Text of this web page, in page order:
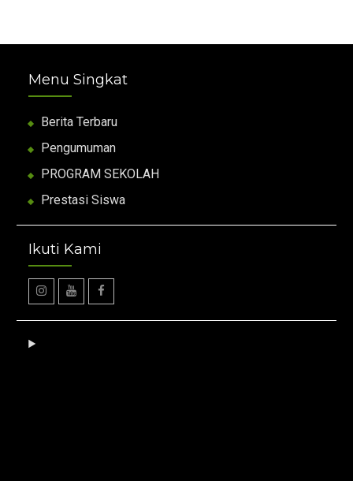
Menu Singkat
Berita Terbaru
Pengumuman
PROGRAM SEKOLAH
Prestasi Siswa
Ikuti Kami